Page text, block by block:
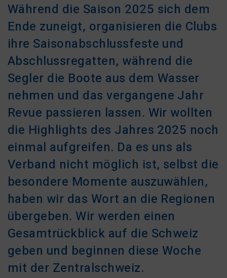
Während die Saison 2025 sich dem
Ende zuneigt, organisieren die Clubs
ihre Saisonabschlussfeste und
Abschlussregatten, während die
Segler die Boote aus dem Wasser
nehmen und das vergangene Jahr
Revue passieren lassen. Wir wollten
die Highlights des Jahres 2025 noch
einmal aufgreifen. Da es uns als
Verband nicht möglich ist, selbst die
besondere Momente auszuwählen,
haben wir das Wort an die Regionen
übergeben. Wir werden einen
Gesamtrückblick auf die Schweiz
geben und beginnen diese Woche
mit der Zentralschweiz.